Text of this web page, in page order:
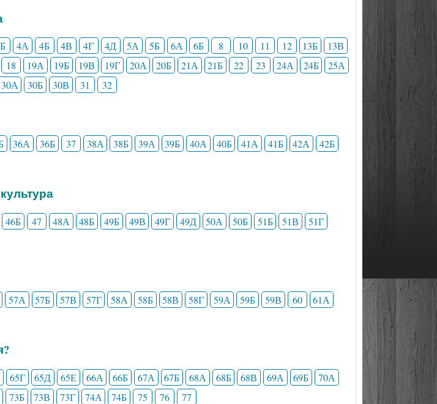
4А 4Б 4В 4Г 4Д 5А 5Б 6А 6Б 8 10 11 12 13Б
13В
18 19А 19Б 19В 19Г 20А 20Б 21А 21Б 22 23 24А 24Б
25А
30А 30Б 30В 31 32
36А 36Б 37 38А 38Б 39А 39Б 40А 40Б 41А 41Б 42А
42Б
46Б 47 48А 48Б 49Б 49В 49Г 49Д 50А 50Б 51Б 51В
51Г
57А 57Б 57В 57Г 58А 58Б 58В 58Г 59А 59Б 59В 60
61А
65Г 65Д 65Е 66А 66Б 67А 67Б 68А 68Б 68В 69А 69Б
70А
73Б 73В 73Г 74А 74Б 75 76 77